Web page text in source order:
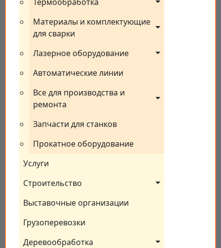
Материалы и комплектующие
для сварки
Лазерное оборудование
Автоматические линии
Все для производства и
ремонта
Запчасти для станков
Прокатное оборудование
Услуги
Строительство
Выставочные организации
Грузоперевозки
Деревообработка